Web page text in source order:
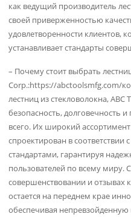
как ведущий производитель
своей приверженностью
удовлетворенности клиентов,
устанавливает стандарты
– Почему стоит выбрать
Corp.:https://abctoolsmfg.com/
лестниц из стекловолокна, ABC
безопасность, долговечность
всего. Их широкий
спроектирован в
стандартами, гарантируя
пользователей по всему миру.
совершенствовании и отзывах
остается на переднем крае
обеспечивая непревзойденную